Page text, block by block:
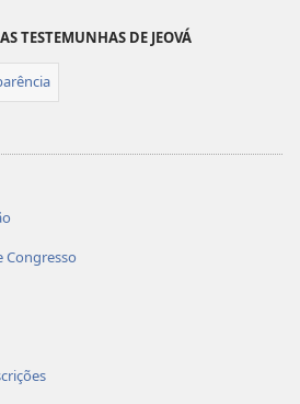
e
e
TESTEMUNHAS DE JEOVÁ
Congresso